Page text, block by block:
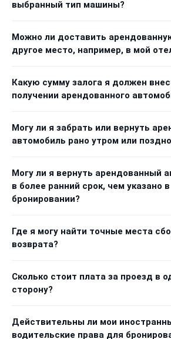
выбранный тип машины?
Можно ли доставить
другое место, например, в мой
Какую сумму залога я должен
получении арендованного
Могу ли я забрать или вернуть
автомобиль рано утром или
Могу ли я вернуть арендованный
в более ранний срок, чем указано в
бронировании?
Где я могу найти точные места
возврата?
Сколько стоит плата за проезд в
сторону?
Действительны ли мои
водительские права для